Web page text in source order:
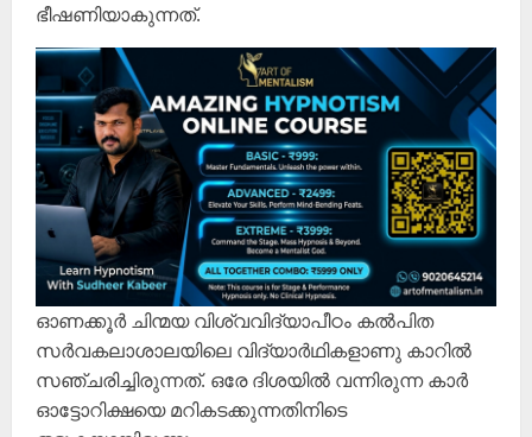
ഭീഷണിയാകുന്നത്.
ഓണക്കൂർ ചിന്മയ വിശ്വവിദ്യാപീഠം കൽപിത
സർവകലാശാലയിലെ വിദ്യാർഥികളാണു കാറിൽ
സഞ്ചരിച്ചിരുന്നത്. ഒരേ ദിശയിൽ വന്നിരുന്ന കാർ
ഓട്ടോറിക്ഷയെ മറികടക്കുന്നതിനിടെ